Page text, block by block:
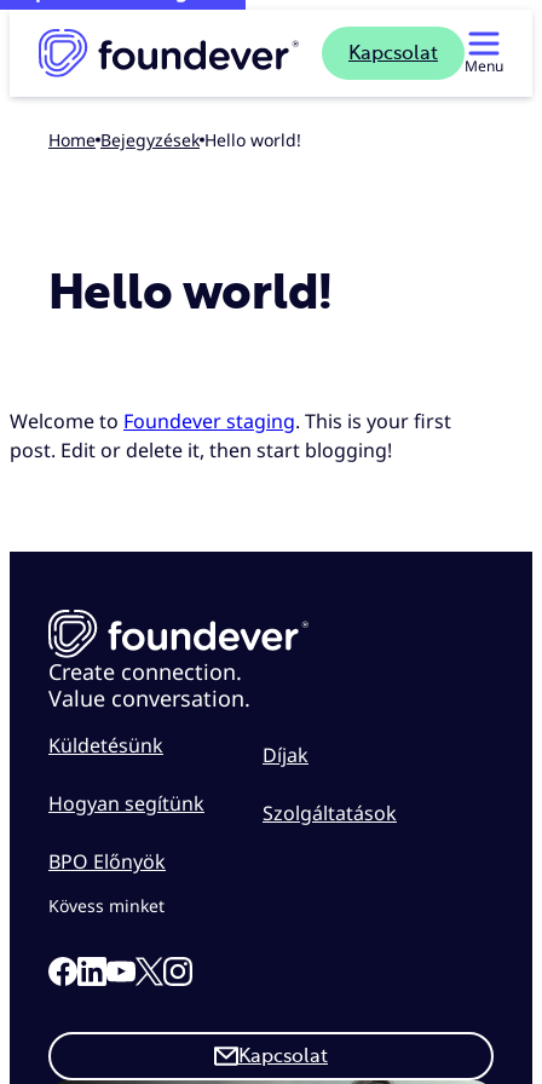
Kapcsolat
Menu
Home bejegyzések Hello world!
Hello world!
Welcome to Foundever staging. This is your first
post. Edit or delete it, then start blogging!
Create connection.
Value conversation.
Küldetésünk
Hogyan segítünk
BPO Előnyök
Díjak
Szolgáltatások
Kapcsolat
Kövess minket
Link to our Facebook page
Link to our Linkedin page
Link to our Youtube page
Link to our X page
Link to our Instagram page